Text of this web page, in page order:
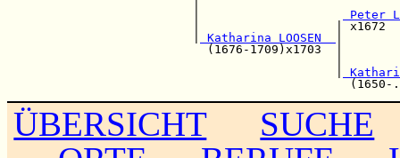
|
Katharina LOOSEN
(1676-
ÜBERSICHT
SUCHE